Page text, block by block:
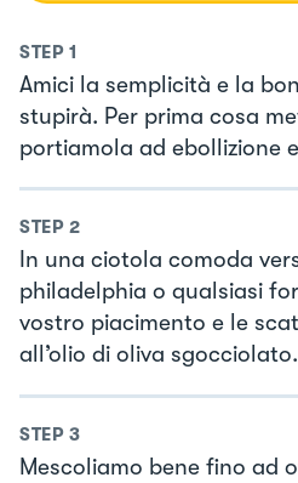
STEP 1
Amici la semplicità e la
stupirà. Per prima cosa
portiamola ad ebollizione
STEP 2
In una ciotola comoda
philadelphia o qualsiasi
vostro piacimento e le
all’olio di oliva sgocciolato.
STEP 3
Mescoliamo bene fino ad